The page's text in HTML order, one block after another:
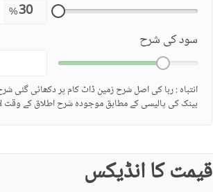
%
سود کی شرح
انتباہ : ربا کی اصل شرح زمین ڈاٹ کام پر دکھائی گئی
بینک کی پالیسی کے مطابق موجودہ شرح اطلاق کے وقت
قیمت کا انڈیکس